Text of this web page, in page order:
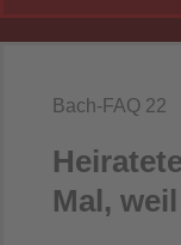
Bach-FAQ 22
Mal,